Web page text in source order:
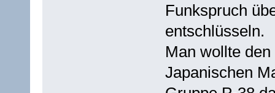
Funkspruch
entschlüsseln.
Man wollte
Japanischen